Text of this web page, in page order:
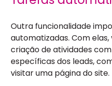
Outra funcionalidade
automatizadas. Com
criação de atividades
específicas dos leads,
visitar uma página do site.